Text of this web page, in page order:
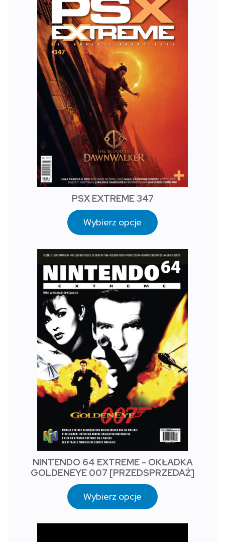
PSX EXTREME 347
Wybierz opcje
NINTENDO 64 EXTREME - OKŁADKA
GOLDENEYE 007 [PRZEDSPRZEDAŻ]
Wybierz opcje